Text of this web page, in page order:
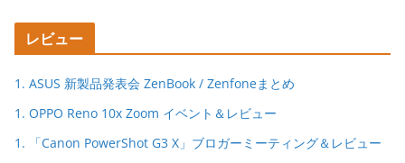
レビュー
1. ASUS 新製品発表会 ZenBook / Zenfoneまとめ
1. OPPO Reno 10x Zoom イベント＆レビュー
1. 「Canon PowerShot G3 X」ブロガーミーティング＆レビュー